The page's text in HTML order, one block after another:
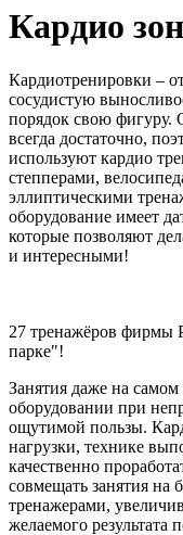
Кардио
Кардиотренировки –
сосудистую
порядок свою фигуру.
всегда достаточно,
используют кардио
степперами,
эллиптическими
оборудование имеет
которые позволяют
и интересными!
27 тренажёров фирмы
парке"!
Занятия даже на
оборудовании при
ощутимой пользы.
нагрузки, технике
качественно
совмещать занятия на
тренажерами,
желаемого